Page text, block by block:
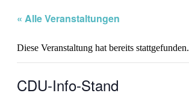
« Alle Veranstaltungen
Diese Veranstaltung hat bereits stattgefunden.
CDU-Info-Stand